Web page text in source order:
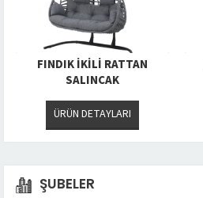
FINDIK İKİLİ RATTAN
SALINCAK
ÜRÜN DETAYLARI
ŞUBELER